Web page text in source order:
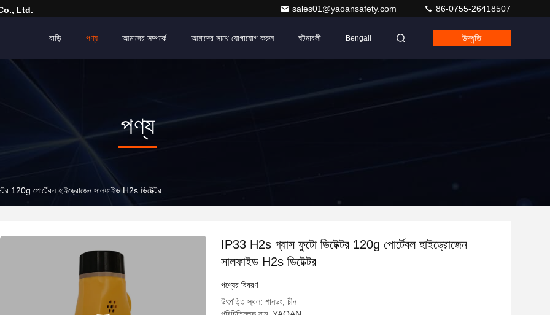
Ltd. sales01@yaoansafety.com 86-0755-26418507
বাড়ি পণ্য আমাদের সম্পর্কে আমাদের সাথে যোগাযোগ করুন ঘটনাবলী Bengali উদ্ধৃতি
পণ্য
120g পোর্টেবল হাইড্রোজেন সালফাইড H2s ডিটেক্টর
IP33 H2s গ্যাস ফুটো ডিটেক্টর 120g পোর্টেবল হাইড্রোজেন
সালফাইড H2s ডিটেক্টর
পণ্যের বিবরণ
উৎপত্তি স্থল: শানডং, চীন